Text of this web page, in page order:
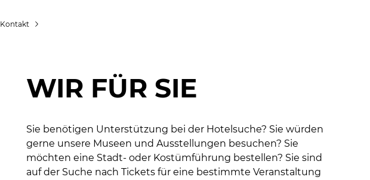
Kontakt
WIR FÜR SIE
Sie benötigen Unterstützung bei der Hotelsuche? Sie würden
gerne unsere Museen und Ausstellungen besuchen? Sie
möchten eine Stadt- oder Kostümführung bestellen? Sie sind
auf der Suche nach Tickets für eine bestimmte Veranstaltung